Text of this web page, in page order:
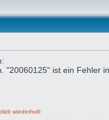
"20060125" ist ein Fehler
wiederholt: